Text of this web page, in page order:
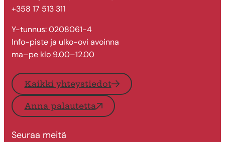
+358 17 513 311
Y-tunnus: 0208061-4
Info-piste ja ulko-ovi avoinna
ma–pe klo 9.00–12.00
Kaikki yhteystiedot
Anna palautetta
Seuraa meitä